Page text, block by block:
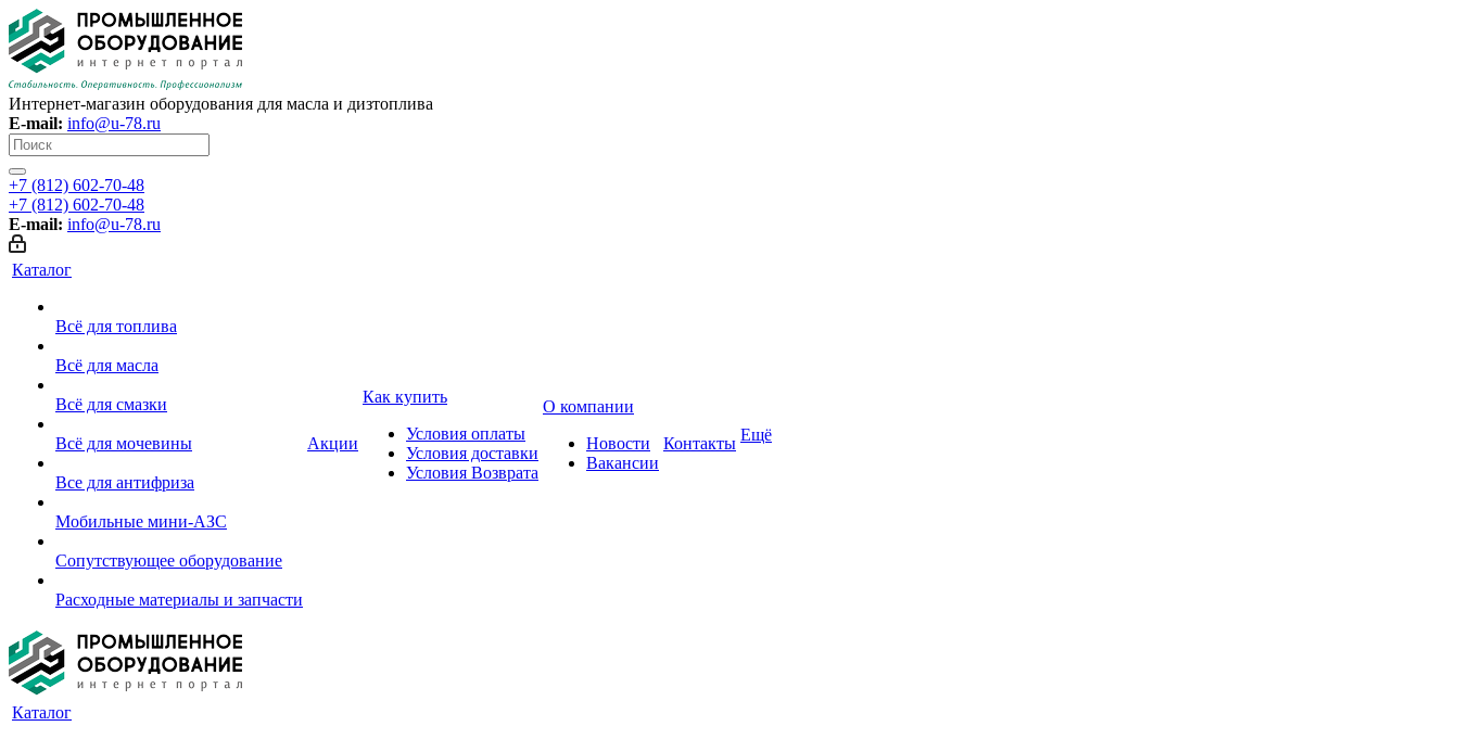
Интернет-магазин оборудования для масла и дизтоплива
E-mail: info@u-78.ru
+7 (812) 602-70-48
+7 (812) 602-70-48
E-mail: info@u-78.ru
Каталог
Всё для топлива
Всё для масла
Всё для смазки
Всё для мочевины
Все для антифриза
Мобильные мини-АЗС
Сопутствующее оборудование
Расходные материалы и запчасти
Акции
Как купить
Условия оплаты
Условия доставки
Условия Возврата
О компании
Новости
Вакансии
Контакты Ещё
Каталог